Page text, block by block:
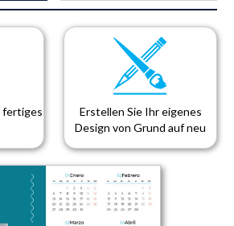
fertiges
Erstellen Sie Ihr eigenes
Design von Grund auf neu